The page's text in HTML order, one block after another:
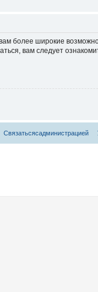
более широкие
вам следует
Связатьсясадминистрацией